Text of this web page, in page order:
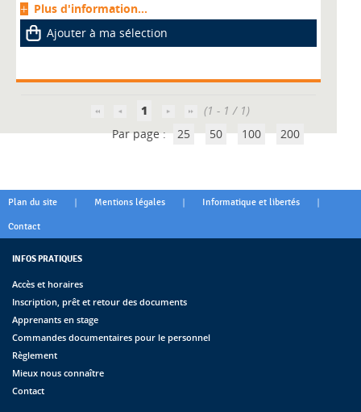
Plus d'information...
Ajouter à ma sélection
1
(1 - 1 / 1)
Par page : 25 50 100 200
Plan du site | Mentions légales | Informatique et libertés |
Contact
INFOS PRATIQUES
Accès et horaires
Inscription, prêt et retour des documents
Apprenants en stage
Commandes documentaires pour le personnel
Règlement
Mieux nous connaître
Contact